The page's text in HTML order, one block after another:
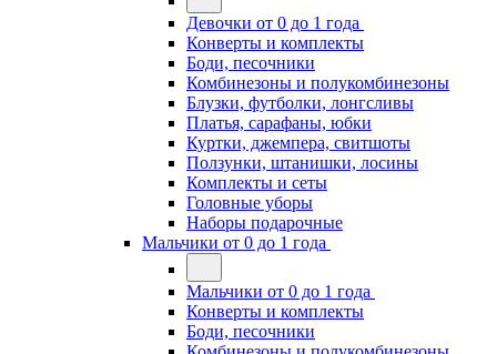
Девочки от 0 до 1 года
Конверты и комплекты
Боди, песочники
Комбинезоны и полукомбинезоны
Блузки, футболки, лонгсливы
Платья, сарафаны, юбки
Куртки, джемпера, свитшоты
Ползунки, штанишки, лосины
Комплекты и сеты
Головные уборы
Наборы подарочные
Мальчики от 0 до 1 года
Мальчики от 0 до 1 года
Конверты и комплекты
Боди, песочники